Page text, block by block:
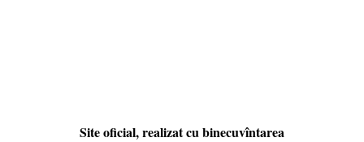
Site oficial, realizat cu binecuvîntarea